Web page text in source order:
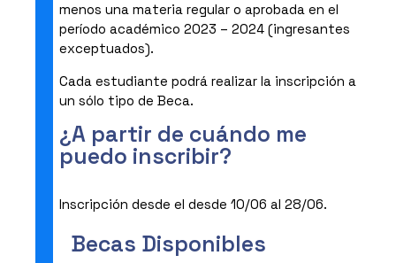
menos una materia regular o aprobada en el
período académico 2023 – 2024 (ingresantes
exceptuados).
Cada estudiante podrá realizar la inscripción a
un sólo tipo de Beca.
¿A partir de cuándo me
puedo inscribir?
Inscripción desde el desde 10/06 al 28/06.
Becas Disponibles